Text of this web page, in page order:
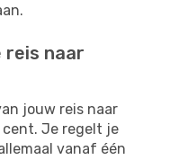
reis naar
jouw reis naar
Je regelt je
vanaf één